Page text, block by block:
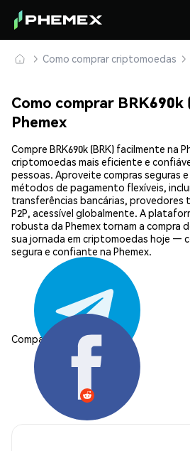
Como comprar criptomoedas
Como comprar BRK690k
Phemex
Compre BRK690k (BRK) facilmente na
criptomoedas mais eficiente e
pessoas. Aproveite compras seguras
métodos de pagamento flexíveis,
transferências bancárias, provedores
P2P, acessível globalmente. A
robusta da Phemex tornam a compra
sua jornada em criptomoedas hoje —
segura e confiante na Phemex.
Compartilhar: